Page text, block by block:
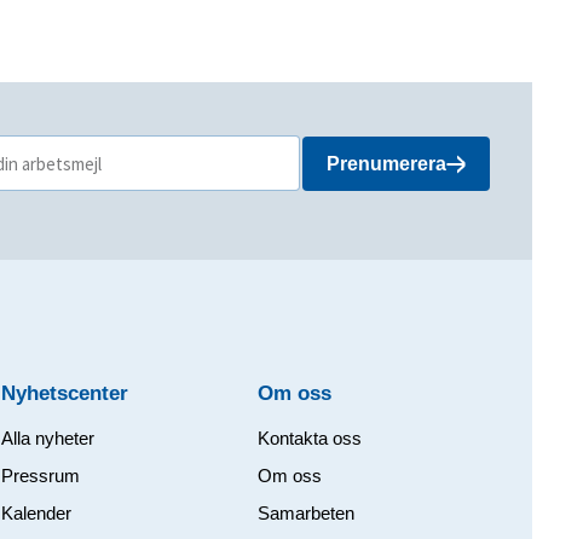
Prenumerera
Nyhetscenter
Alla nyheter
Pressrum
Kalender
Om oss​
Kontakta oss
Om oss
Samarbeten